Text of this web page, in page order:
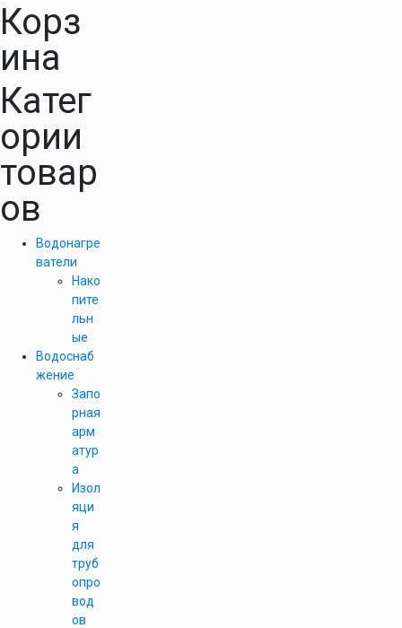
Корз
ина
Катег
ории
товар
ов
Водонагре
ватели
Нако
пите
льн
ые
Водоснаб
жение
Запо
рная
арм
атур
а
Изол
яци
я
для
труб
опро
вод
ов